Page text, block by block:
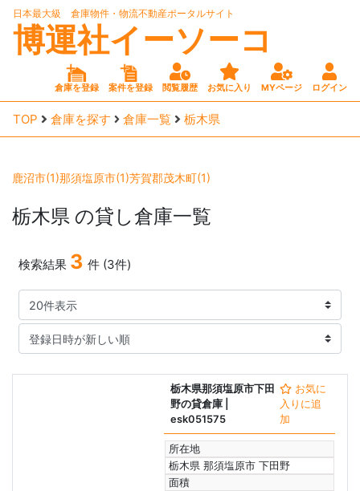
日本最大級 倉庫物件・物流不動産ポータルサイト
博運社イーソーコ
倉庫を登録 案件を登録 閲覧履歴 お気に入り MYページ ログイン
TOP 倉庫を探す 倉庫一覧 栃木県
鹿沼市(1)那須塩原市(1)芳賀郡茂木町(1)
栃木県 の貸し倉庫一覧
検索結果 3 件 (3件)
栃木県那須塩原市下田
野の貸倉庫
esk051575
お気に
入りに追
加
所在地
栃木県 那須塩原市 下田野
面積